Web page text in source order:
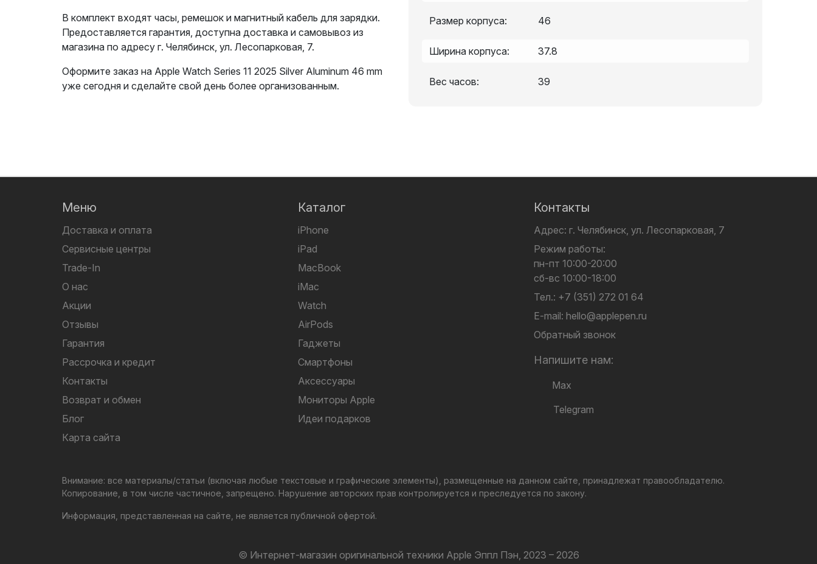
В комплект входят часы, ремешок и магнитный кабель для зарядки.
Предоставляется гарантия, доступна доставка и самовывоз из
магазина по адресу г. Челябинск, ул. Лесопарковая, 7.
Оформите заказ на Apple Watch Series 11 2025 Silver Aluminum 46 mm
уже сегодня и сделайте свой день более организованным.
Размер корпуса: 46
Ширина корпуса: 37.8
Вес часов: 39
Меню
Доставка и оплата
Сервисные центры
Trade-In
О нас
Акции
Отзывы
Гарантия
Рассрочка и кредит
Контакты
Возврат и обмен
Блог
Карта сайта
Каталог
iPhone
iPad
MacBook
iMac
Watch
AirPods
Гаджеты
Смартфоны
Аксессуары
Мониторы Apple
Идеи подарков
Контакты
Адрес: г. Челябинск, ул. Лесопарковая, 7
Режим работы:
пн-пт 10:00-20:00
сб-вс 10:00-18:00
Тел.: +7 (351) 272 01 64
E-mail: hello@applepen.ru
Обратный звонок
Напишите нам:
Max
Telegram
Внимание: все материалы/статьи (включая любые текстовые и графические элементы), размещенные на данном сайте, принадлежат правообладателю.
Копирование, в том числе частичное, запрещено. Нарушение авторских прав контролируется и преследуется по закону.
Информация, представленная на сайте, не является публичной офертой.
© Интернет-магазин оригинальной техники Apple Эппл Пэн, 2023 – 2026